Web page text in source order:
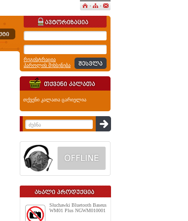
რეგისტრაცია
პაროლის შეხსენება
თქვენი კალათა ცარიელია
Słuchawki Bluetooth Baseus
WM01 Plus NGWM010001